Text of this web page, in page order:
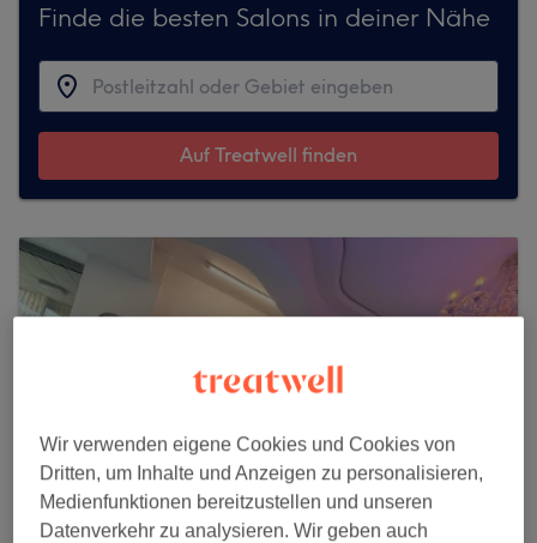
Finde die besten Salons in deiner Nähe
Auf Treatwell finden
Wir verwenden eigene Cookies und Cookies von
Dritten, um Inhalte und Anzeigen zu personalisieren,
Medienfunktionen bereitzustellen und unseren
Datenverkehr zu analysieren. Wir geben auch